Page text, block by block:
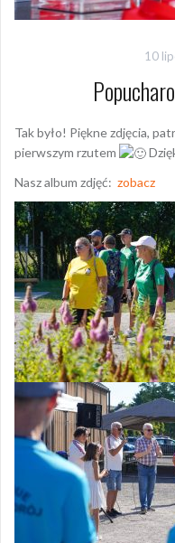
10
Tak było! Piękne zdjęcia,
pierwszym rzutem
Nasz album zdjęć: zobacz